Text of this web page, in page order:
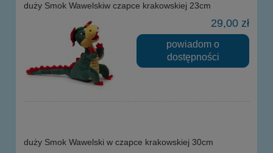
duży Smok Wawelskiw czapce krakowskiej 23cm
29,00 zł
powiadom o
dostępności
duży Smok Wawelski w czapce krakowskiej 30cm